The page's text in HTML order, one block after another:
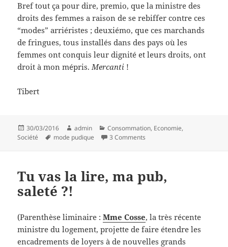
Bref tout ça pour dire, premio, que la ministre des
droits des femmes a raison de se rebiffer contre ces
“modes” arriéristes ; deuxiémo, que ces marchands
de fringues, tous installés dans des pays où les
femmes ont conquis leur dignité et leurs droits, ont
droit à mon mépris.Mercanti !
Tibert
Posted
on
30/03/2016 Author
admin Categories
Consommation, Economie,
Société
Tags
mode pudique 3 Comments
Tu vas la lire, ma pub,
saleté ?!
(Parenthèse liminaire :Mme Cosse, la très récente
ministre du logement, projette de faire étendre les
encadrements de loyers à de nouvelles grands